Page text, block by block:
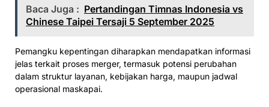
Baca Juga : Pertandingan Timnas Indonesia vs
Chinese Taipei Tersaji 5 September 2025
Pemangku kepentingan diharapkan mendapatkan informasi
jelas terkait proses merger, termasuk potensi perubahan
dalam struktur layanan, kebijakan harga, maupun jadwal
operasional maskapai.